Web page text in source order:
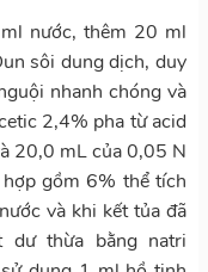
nước, thêm 20 ml
sôi dung dịch, duy
nhanh chóng và
2,4% pha từ acid
20,0 mL của 0,05 N
gồm 6% thể tích
và khi kết tủa đã
dư thừa bằng natri